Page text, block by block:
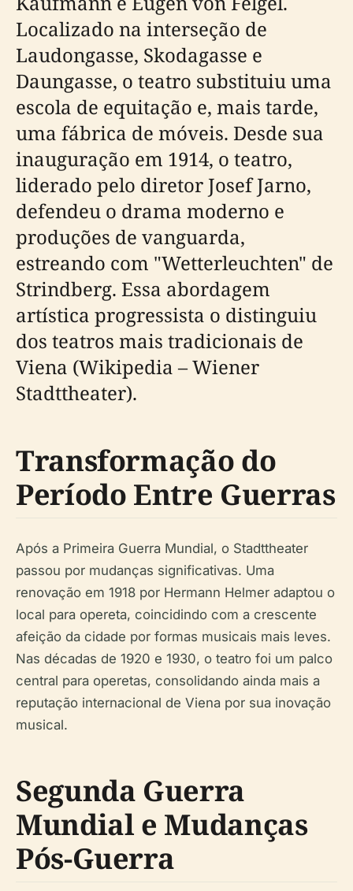
Localizado na interseção de
Laudongasse, Skodagasse e
Daungasse, o teatro substituiu uma
escola de equitação e, mais tarde,
uma fábrica de móveis. Desde sua
inauguração em 1914, o teatro,
liderado pelo diretor Josef Jarno,
defendeu o drama moderno e
produções de vanguarda,
estreando com "Wetterleuchten" de
Strindberg. Essa abordagem
artística progressista o distinguiu
dos teatros mais tradicionais de
Viena (Wikipedia – Wiener
Stadttheater).
Transformação do
Período Entre Guerras
Após a Primeira Guerra Mundial, o Stadttheater
passou por mudanças significativas. Uma
renovação em 1918 por Hermann Helmer adaptou o
local para opereta, coincidindo com a crescente
afeição da cidade por formas musicais mais leves.
Nas décadas de 1920 e 1930, o teatro foi um palco
central para operetas, consolidando ainda mais a
reputação internacional de Viena por sua inovação
musical.
Segunda Guerra
Mundial e Mudanças
Pós-Guerra